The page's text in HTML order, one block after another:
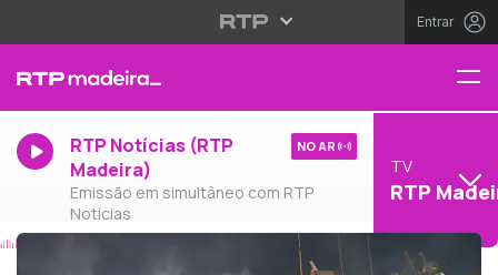
Entrar
RTP Notícias (RTP
Madeira)
Emissão em simultâneo com RTP
Notícias
NO AR
TV
RTP